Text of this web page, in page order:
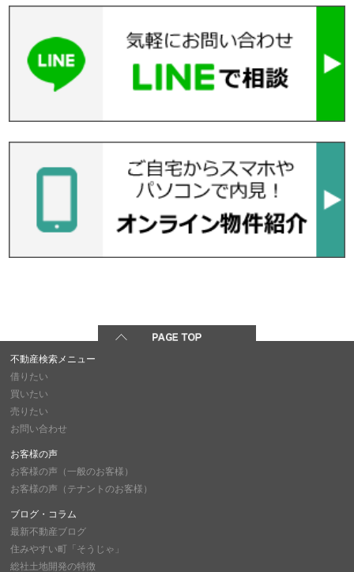
不動産検索メニュー
借りたい
買いたい
売りたい
お問い合わせ
お客様の声
お客様の声（一般のお客様）
お客様の声（テナントのお客様）
ブログ・コラム
最新不動産ブログ
住みやすい町「そうじゃ」
総社土地開発の特徴